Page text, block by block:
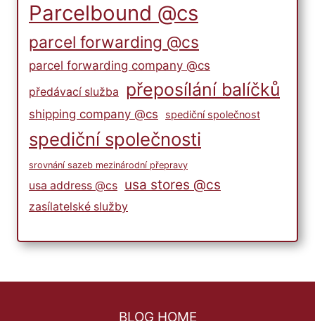
Parcelbound @cs
parcel forwarding @cs
parcel forwarding company @cs
předávací služba přeposílání balíčků
shipping company @cs spediční společnost
spediční společnosti
srovnání sazeb mezinárodní přepravy
usa address @cs usa stores @cs
zasílatelské služby
BLOG HOME